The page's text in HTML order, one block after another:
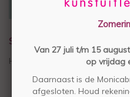
STEUN STICHTING
Help mee voor € 4,50 per
Van 27 juli t/m 15
op vrijdag
Daarnaast is de
afgesloten. Houd